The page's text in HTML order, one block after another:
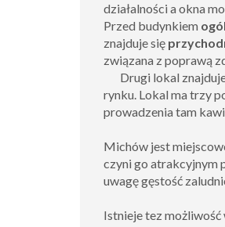
działalności a okna
Przed budynkiem
znajduje się
związana z poprawą
Drugi lokal znajduje
rynku. Lokal ma trzy
prowadzenia tam
Michów jest
czyni go atrakcyjnym
uwagę gęstość
Istnieje tez możliwość